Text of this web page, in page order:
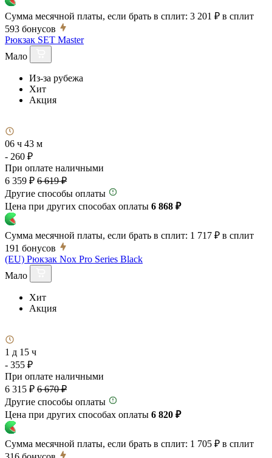
Сумма месячной платы, если брать в сплит: 3 201 ₽ в сплит
593 бонусов
Рюкзак SET Master
Мало
Из-за рубежа
Хит
Акция
06 ч 43 м
- 260 ₽
При оплате наличными
6 359 ₽ 6 619 ₽
Другие способы оплаты
Цена при других способах оплаты 6 868 ₽
Сумма месячной платы, если брать в сплит: 1 717 ₽ в сплит
191 бонусов
(EU) Рюкзак Nox Pro Series Black
Мало
Хит
Акция
1 д 15 ч
- 355 ₽
При оплате наличными
6 315 ₽ 6 670 ₽
Другие способы оплаты
Цена при других способах оплаты 6 820 ₽
Сумма месячной платы, если брать в сплит: 1 705 ₽ в сплит